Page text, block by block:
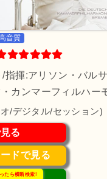
音質
/指揮:アリソン・バル
・カンマーフィルハー
/デジタル/セッション)
る
ドで見る
たら横断検索!